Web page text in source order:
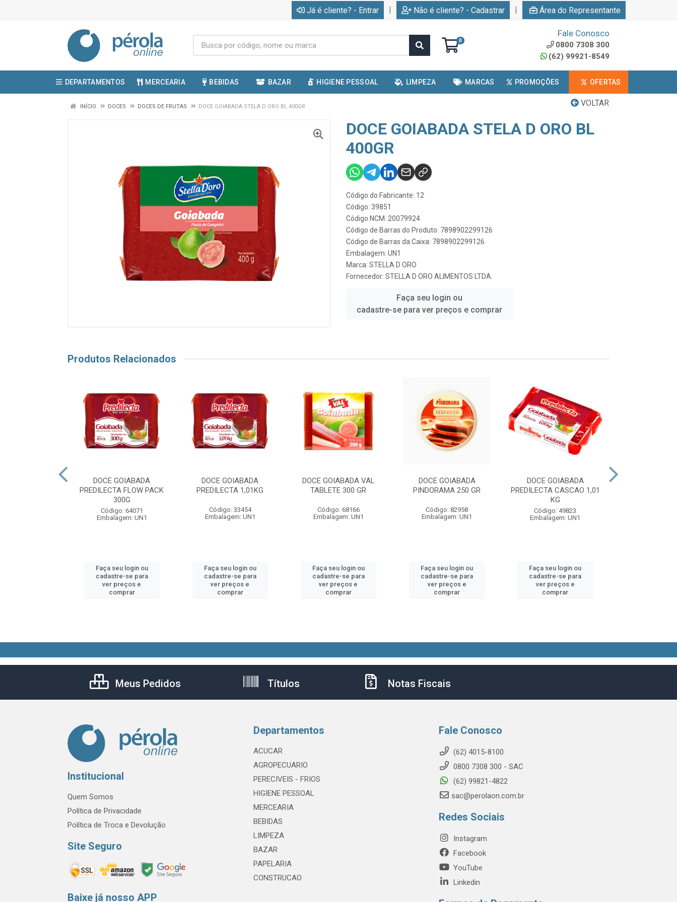
Já é cliente? - Entrar | Não é cliente? - Cadastrar | Área do Representante
0
Fale Conosco
0800 7308 300
(62) 99921-8549
DEPARTAMENTOS MERCEARIA BEBIDAS BAZAR HIGIENE PESSOAL LIMPEZA MARCAS PROMOÇÕES OFERTAS
VOLTAR
INÍCIO DOCES DOCES DE FRUTAS DOCE GOIABADA STELA D ORO BL 400GR
DOCE GOIABADA STELA D ORO BL
400GR
Código do Fabricante: 12
Código: 39851
Código NCM: 20079924
Código de Barras do Produto: 7898902299126
Código de Barras da Caixa: 7898902299126
Embalagem: UN1
Marca: STELLA D ORO
Fornecedor: STELLA D ORO ALIMENTOS LTDA.
Faça seu login ou
cadastre-se para ver preços e comprar
Produtos Relacionados
DOCE GOIABADA
PREDILECTA FLOW PACK
300G
Código: 64071
Embalagem: UN1
Faça seu login ou
cadastre-se para
ver preços e
comprar
DOCE GOIABADA
PREDILECTA 1,01KG
Código: 33454
Embalagem: UN1
Faça seu login ou
cadastre-se para
ver preços e
comprar
DOCE GOIABADA VAL
TABLETE 300 GR
Código: 68166
Embalagem: UN1
Faça seu login ou
cadastre-se para
ver preços e
comprar
DOCE GOIABADA
PINDORAMA 250 GR
Código: 82958
Embalagem: UN1
Faça seu login ou
cadastre-se para
ver preços e
comprar
DOCE GOIABADA
PREDILECTA CASCAO 1,01
KG
Código: 49823
Embalagem: UN1
Faça seu login ou
cadastre-se para
ver preços e
comprar
Meus Pedidos Títulos Notas Fiscais
Institucional
Quem Somos
Política de Privacidade
Política de Troca e Devolução
Site Seguro
Baixe já nosso APP
Departamentos
ACUCAR
AGROPECUARIO
PERECIVEIS - FRIOS
HIGIENE PESSOAL
MERCEARIA
BEBIDAS
LIMPEZA
BAZAR
PAPELARIA
CONSTRUCAO
Fale Conosco
(62) 4015-8100
0800 7308 300 - SAC
(62) 99821-4822
sac@perolaon.com.br
Redes Sociais
Instagram
Facebook
YouTube
Linkedin